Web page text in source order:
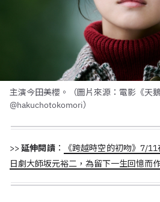
主演今田美櫻。（圖片來源：電影《天
@hakuchotokomori）
>>延伸閱讀：
《跨越時空的初吻》7/
日劇大師坂元裕二，為留下一生回憶而